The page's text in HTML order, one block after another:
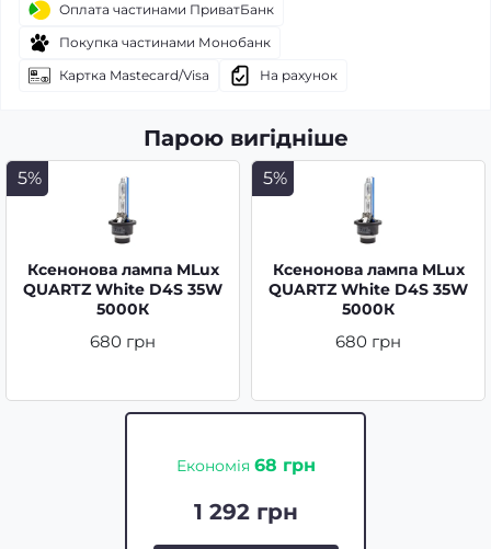
Оплата частинами ПриватБанк
Покупка частинами Монобанк
Картка Mastecard/Visa
На рахунок
Парою вигідніше
5%
Ксенонова лампа MLux
QUARTZ White D4S 35W
5000К
680 грн
5%
Ксенонова лампа MLux
QUARTZ White D4S 35W
5000К
680 грн
Економія 68 грн
1 292 грн